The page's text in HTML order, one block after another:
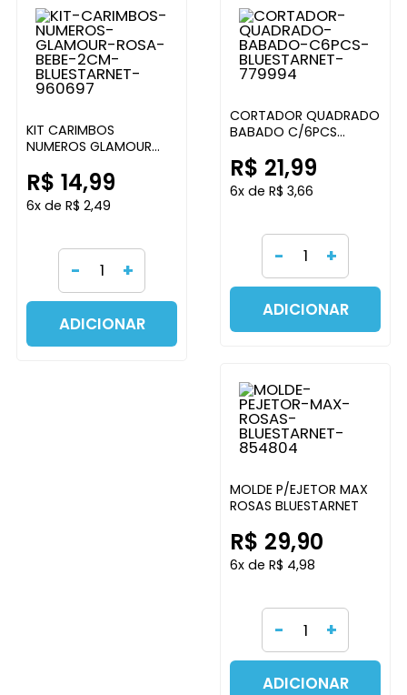
KIT CARIMBOS
NUMEROS GLAMOUR
BLUESTARNET
R$ 14,99
6x de R$ 2,49
- +
ADICIONAR
CORTADOR QUADRADO
BABADO C/6PCS
R$ 21,99
6x de R$ 3,66
- +
ADICIONAR
MOLDE P/EJETOR MAX
ROSAS BLUESTARNET
R$ 29,90
6x de R$ 4,98
- +
ADICIONAR